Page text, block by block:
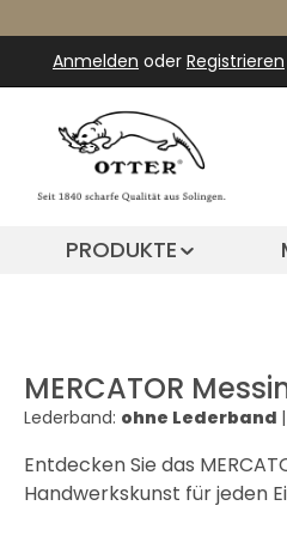
Anmelden oder Registrieren
PRODUKTE
MERCATOR
Lederband: ohne Lederband |
Entdecken Sie das
Handwerkskunst für jeden